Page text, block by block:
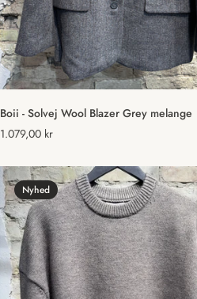
Vælg muligheder
Boii - Solvej Wool Blazer Grey melange
Normal
1.079,00 kr
Nyhed